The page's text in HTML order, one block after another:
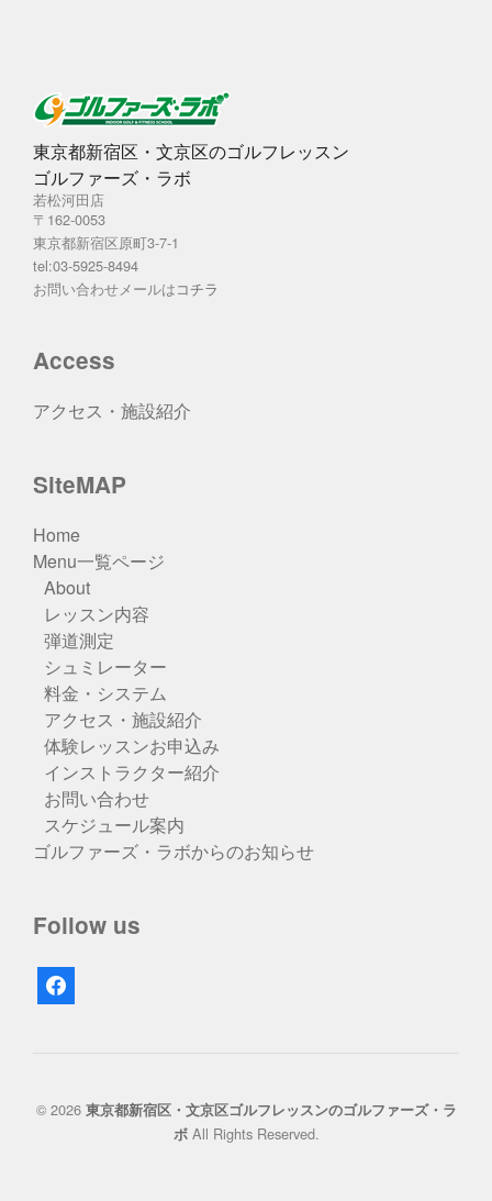
東京都新宿区・文京区のゴルフレッスン
ゴルファーズ・ラボ
若松河田店
〒162-0053
東京都新宿区原町3-7-1
tel:03-5925-8494
お問い合わせメールはコチラ
Access
アクセス・施設紹介
SiteMAP
Home
Menu一覧ページ
About
レッスン内容
弾道測定
シュミレーター
料金・システム
アクセス・施設紹介
体験レッスンお申込み
インストラクター紹介
お問い合わせ
スケジュール案内
ゴルファーズ・ラボからのお知らせ
Follow us
facebook
© 2026 東京都新宿区・文京区ゴルフレッスンのゴルファーズ・ラ
ボAll Rights Reserved.